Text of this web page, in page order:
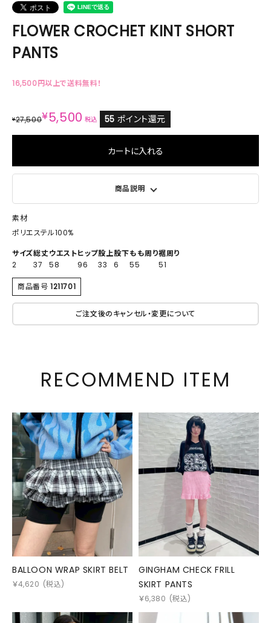
FLOWER CROCHET KINT SHORT
PANTS
16,500円以上で送料無料！
¥27,500¥5,500 税込 55 ポイント還元
カートに入れる
商品説明
素材
ポリエステル100%
サイズ総丈ウエストヒップ股上股下もも周り裾周り
2
37 58 96 33 6 55 51
商品番号 1211701
ご注文後のキャンセル・変更について
RECOMMEND ITEM
BALLOON WRAP SKIRT BELT
￥4,620 (税込)
GINGHAM CHECK FRILL
SKIRT PANTS
￥6,380 (税込)